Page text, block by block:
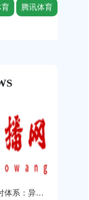
育
腾讯体育
2026世界杯多币种跨境支付体系：异构结算系统的互操作瓶颈与协同发展路径